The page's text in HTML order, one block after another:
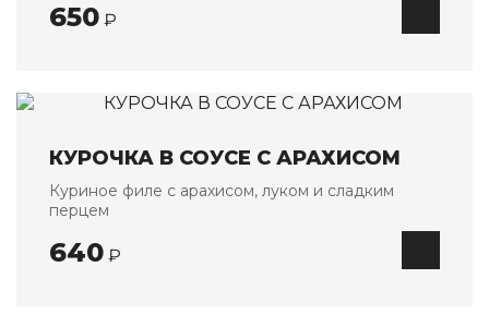
650 ₽
КУРОЧКА В СОУСЕ С АРАХИСОМ
Куриное филе с арахисом, луком и сладким
перцем
640 ₽